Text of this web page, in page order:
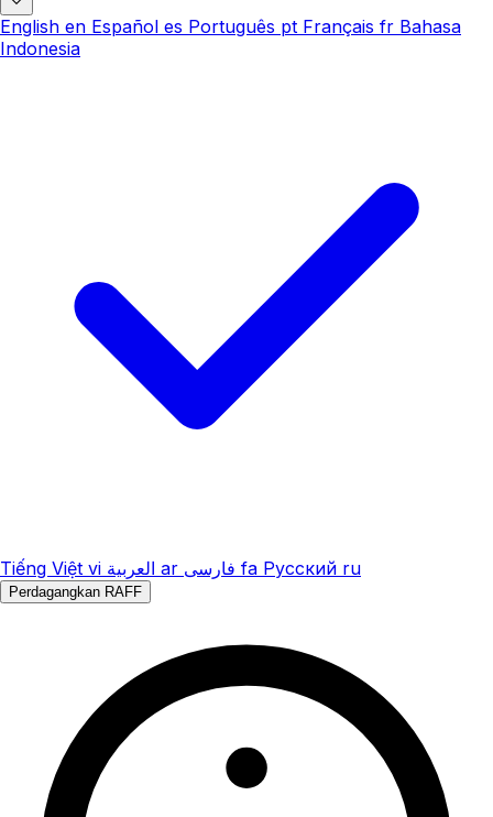
English en Español es Português pt Français fr Bahasa
Indonesia
Tiếng Việt vi العربية ar فارسی fa Русский ru
Perdagangkan RAFF